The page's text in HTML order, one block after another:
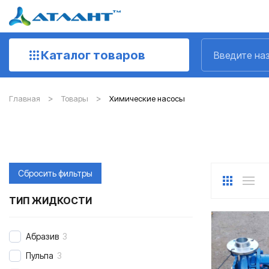
Каталог товаров
Главная Товары Химические насосы
Сбросить фильтры
ТИП ЖИДКОСТИ
Абразив 3
Пульпа 3